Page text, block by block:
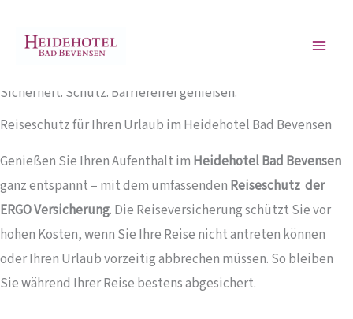
Inhalt
springen
Sicher reisen – mit Reiseschutz vom Heidehotel Bad
Bevensen
Sicherheit. Schutz. Barrierefrei genießen.
Reiseschutz für Ihren Urlaub im Heidehotel Bad Bevensen
Genießen Sie Ihren Aufenthalt im Heidehotel Bad Bevensen
ganz entspannt – mit dem umfassenden Reiseschutz der
ERGO Versicherung. Die Reiseversicherung schützt Sie vor
hohen Kosten, wenn Sie Ihre Reise nicht antreten können
oder Ihren Urlaub vorzeitig abbrechen müssen. So bleiben
Sie während Ihrer Reise bestens abgesichert.